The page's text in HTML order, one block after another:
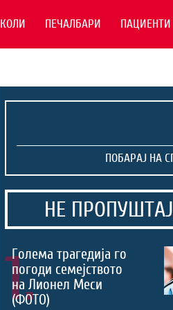
КОЛИ ПЕЧАЛБАРИ ПАЦИЕНТИ
НЕ ПРОПУШТАЈ
1.
Голема трагедија го
погоди семејството
на Лионел Меси
(ФОТО)